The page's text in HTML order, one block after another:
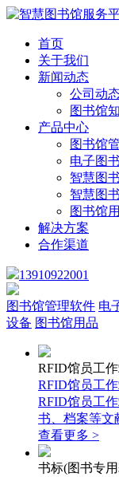
首页
关于我们
新闻动态
公司动
图书馆
产品中心
图书馆
电子图
智慧图
智慧图
图书馆
解决方案
合作渠道
13910922001
图书馆管理软件 电
设备 图书馆用品
RFID馆员工
RFID馆员工
RFID馆员工
书、档案等文
查看更多 >
书标(图书专